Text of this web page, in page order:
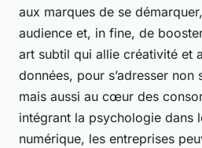
aux marques de se
audience et, in fine, de
art subtil qui allie créativité et
données, pour s’adresser non
mais aussi au cœur des
intégrant la psychologie dans
numérique, les entreprises